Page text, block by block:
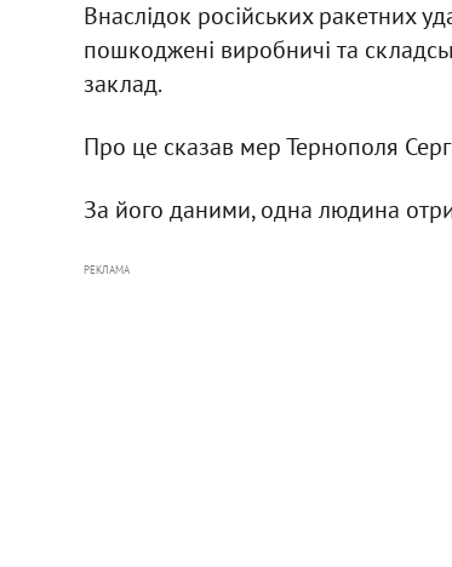
Внаслідок російських ракетних
пошкоджені виробничі та
заклад.
Про це сказав мер Тернополя
За його даними, одна людина
РЕКЛАМА